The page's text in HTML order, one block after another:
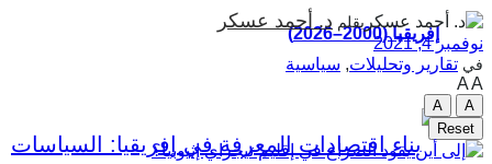
إفريقيا (2000–2026)
بقلم د. أحمد عسكر
نوفمبر 4, 2021
في تقارير وتحليلات, سياسية
AA
A
A
Reset